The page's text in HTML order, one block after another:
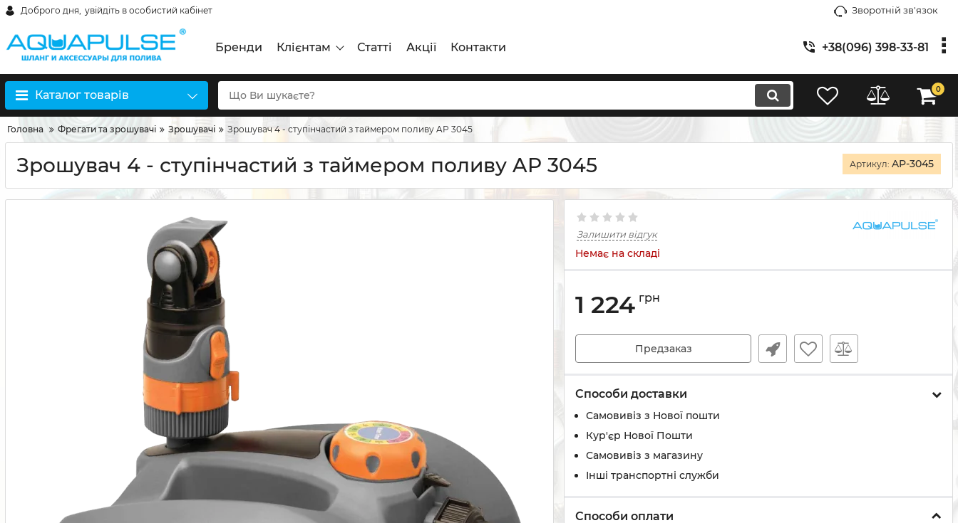
Доброго дня, увійдіть в особистий кабінет Зворотній зв'язок
Бренди Клієнтам Статті Акції Контакти +38(096) 398-33-81
Каталог товарів 0
Головна Фрегати та зрошувачі Зрошувачі Зрошувач 4 - ступінчастий з таймером поливу AP 3045
Зрошувач 4 - ступінчастий з таймером поливу AP 3045 Артикул: AP-3045
Залишити відгук
Немає на складі
1 224 грн
Предзаказ
Способи доставки
Самовивіз з Нової пошти
Кур'єр Нової Пошти
Самовивіз з магазину
Інші транспортні служби
Способи оплати